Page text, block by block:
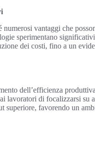
vantaggi che
sperimentano
dei costi, fino a un
dell’efficienza
lavoratori di focalizzarsi su
superiore, favorendo un